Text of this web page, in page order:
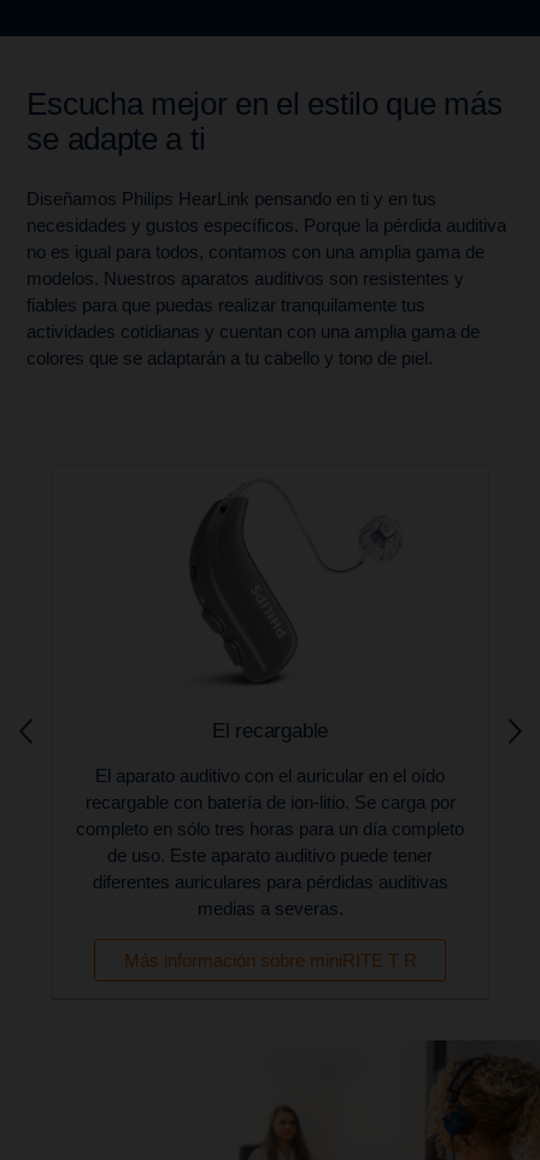
Escucha mejor en el estilo que más
se adapte a ti
Diseñamos Philips HearLink pensando en ti y en tus
necesidades y gustos específicos. Porque la pérdida auditiva
no es igual para todos, contamos con una amplia gama de
modelos. Nuestros aparatos auditivos son resistentes y
fiables para que puedas realizar tranquilamente tus
actividades cotidianas y cuentan con una amplia gama de
colores que se adaptarán a tu cabello y tono de piel.
El recargable
El aparato auditivo con el auricular en el oído
recargable con batería de ion-litio. Se carga por
completo en sólo tres horas para un día completo
de uso. Este aparato auditivo puede tener
diferentes auriculares para pérdidas auditivas
medias a severas.
Más información sobre miniRITE T R